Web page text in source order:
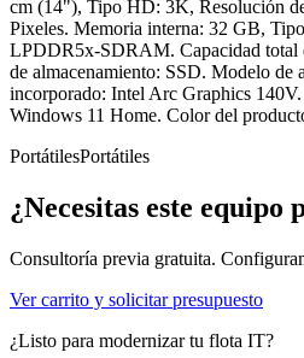
cm (14"), Tipo HD: 3K, Resolución
Pixeles. Memoria interna: 32 GB,
LPDDR5x-SDRAM. Capacidad total
de almacenamiento: SSD. Modelo de
incorporado: Intel Arc Graphics
Windows 11 Home. Color del
PortátilesPortátiles
¿Necesitas este equipo
Consultoría previa gratuita.
Ver carrito y solicitar presupuesto
¿Listo para modernizar tu flota IT?